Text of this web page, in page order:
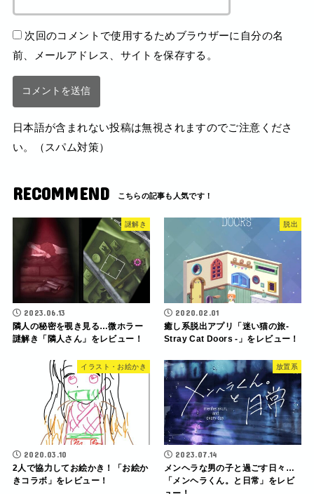
次回のコメントで使用するためブラウザーに自分の名
前、メールアドレス、サイトを保存する。
日本語が含まれない投稿は無視されますのでご注意くださ
い。（スパム対策）
RECOMMEND
謎解き
2023.06.13
隣人の秘密を覗き見る…微ホラー
謎解き「隣人さん」をレビュー！
脱出
2020.02.01
癒し系脱出アプリ「迷い猫の旅-
Stray Cat Doors -」をレビュー！
イラスト・お絵かき
2020.03.10
2人で協力してお絵かき！「お絵か
きコラボ」をレビュー！
放置系
2023.07.14
メンヘラな男の子と過ごす日々…
「メンヘラくん。と日常」をレビ